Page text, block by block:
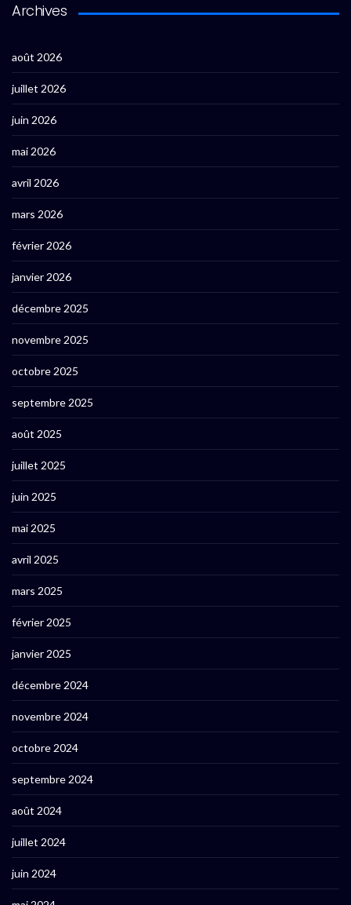
Archives
août 2026
juillet 2026
juin 2026
mai 2026
avril 2026
mars 2026
février 2026
janvier 2026
décembre 2025
novembre 2025
octobre 2025
septembre 2025
août 2025
juillet 2025
juin 2025
mai 2025
avril 2025
mars 2025
février 2025
janvier 2025
décembre 2024
novembre 2024
octobre 2024
septembre 2024
août 2024
juillet 2024
juin 2024